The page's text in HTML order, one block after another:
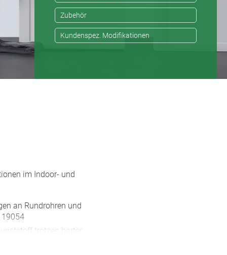
Zubehör
Kundenspez. Modifikationen
im Indoor- und
an Rundrohren und
19054
trotzen harter